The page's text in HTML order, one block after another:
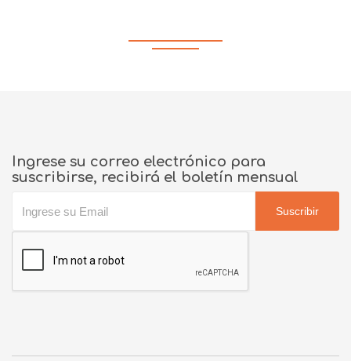
Ingrese su correo electrónico para
suscribirse, recibirá el boletín mensual
Suscribir